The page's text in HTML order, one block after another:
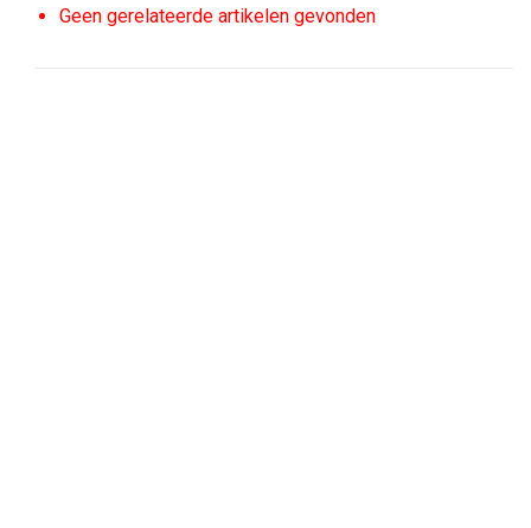
Geen gerelateerde artikelen gevonden